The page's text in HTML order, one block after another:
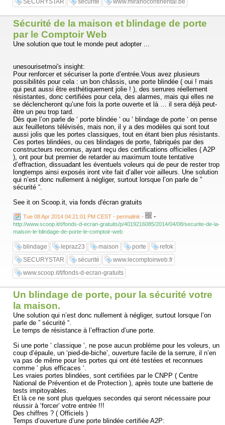
vitrage, conserve toutes les caractéristiques anti-effractions délivrées
selon les normes en vigueur, et vous apporte en plus une réelle
luminosité supplémentaire.
Ces solutions sont alors appelées ‘ bloc porte vitré ‘ ou encore ‘ bloc
porte de pavillon ‘ et sont largement utilisées dans les maisons
individuelles.sécurité SECURYSTAR
SECURYSTAR sécurité www.miranocontinental.be
Sécurité de la maison et blindage de porte
par le Comptoir Web
Une solution que tout le monde peut adopter ...
unesourisetmoi's insight:
Pour renforcer et sécuriser la porte d’entrée.Vous avez plusieurs
possibilités pour cela : un bon châssis, une porte blindée ( oui ! mais
qui peut aussi être esthétiquement jolie ! ), des serrures réellement
résistantes, donc certifiées pour cela, des alarmes, mais qui elles ne
se déclencheront qu’une fois la porte ouverte et là … il sera déjà peut-
être un peu trop tard.
Dès que l’on parle de ‘ porte blindée ‘ ou ‘ blindage de porte ‘ on pense
aux feuilletons télévisés, mais non, il y a des modèles qui sont tout
aussi jolis que les portes classiques, tout en étant bien plus résistants.
Ces portes blindées, ou ces blindages de porte, fabriqués par des
constructeurs reconnus, ayant reçu des certifications officielles ( A2P
), ont pour but premier de retarder au maximum toute tentative
d’effraction, dissuadant les éventuels voleurs qui de peur de rester trop
longtemps ainsi exposés iront vite fait d’aller voir ailleurs. Une solution
qui n’est donc nullement à négliger, surtout lorsque l’on parle de ”
sécurité “.
See it on Scoop.it, via fonds d'écran gratuits
Tue 08 Apr 2014 04:21:01 PM CEST - permalink - -
http://www.scoop.it/t/fonds-d-ecran-gratuits/p/4019216085/2014/04/08/securite-de-la-
maison-le-blindage-de-porte-le-comptoir-web
blindage lepraz23 maison porte
refok
SECURYSTAR
sécurité
www.lecomptoirweb.fr
www.scoop.it/t/fonds-d-ecran-gratuits
Un blindage de porte, pour la sécurité votre
la maison.
Une solution qui n’est donc nullement à négliger, surtout lorsque l’on
parle de ” sécurité “.
Le temps de résistance à l’effraction d’une porte.
Si une porte ‘ classique ‘, ne pose aucun problème pour les voleurs, un
coup d’épaule, un ‘pied-de-biche’, ouverture facile de la serrure, il n’en
va pas de même pour les portes qui ont été testées et reconnues
comme ‘ plus efficaces ‘.
Les vraies portes blindées, sont certifiées par le CNPP ( Centre
National de Prévention et de Protection ), après toute une batterie de
tests impitoyables.
Et là ce ne sont plus quelques secondes qui seront nécessaire pour
réussir à ‘forcer’ votre entrée !!!
Des chiffres ? ( Officiels )
Temps d’ouverture d’une porte blindée certifiée A2P: